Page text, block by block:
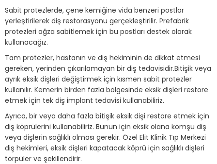
Sabit protezlerde, çene kemiğine vida benzeri postlar
yerleştirilerek diş restorasyonu gerçekleştirilir. Prefabrik
protezleri ağza sabitlemek için bu postları destek olarak
kullanacağız.
Tam protezler, hastanın ve diş hekiminin de dikkat etmesi
gereken, yerinden çıkarılamayan bir diş tedavisidir.Bitişik veya
ayrık eksik dişleri değiştirmek için kısmen sabit protezler
kullanılır. Kemerin birden fazla bölgesinde eksik dişleri restore
etmek için tek diş implant tedavisi kullanabiliriz.
Ayrıca, bir veya daha fazla bitişik eksik dişi restore etmek için
diş köprülerini kullanabiliriz. Bunun için eksik olana komşu diş
veya dişlerin sağlıklı olması gerekir. Özel Elit Klinik Tıp Merkezi
diş hekimleri, eksik dişleri kapatacak köprü için sağlıklı dişleri
törpüler ve şekillendirir.